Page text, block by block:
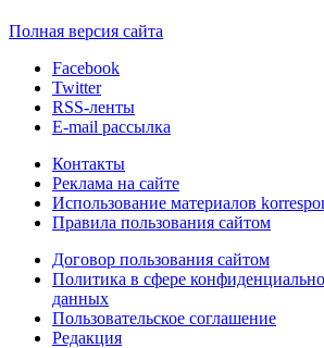
Полная версия сайта
Facebook
Twitter
RSS-ленты
E-mail рассылка
Контакты
Реклама на сайте
Использование материалов
Правила пользования сайтом
Договор пользования сайтом
Политика в сфере
данных
Пользовательское соглашение
Редакция